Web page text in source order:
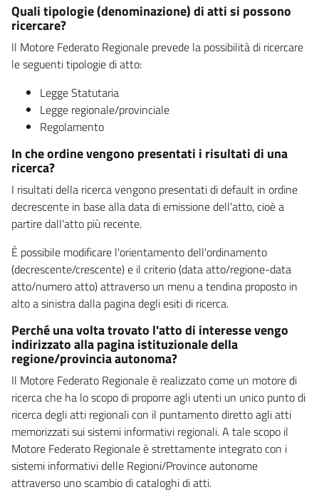
Quali tipologie (denominazione) di atti si possono
ricercare?
Il Motore Federato Regionale prevede la possibilità di ricercare
le seguenti tipologie di atto:
Legge Statutaria
Legge regionale/provinciale
Regolamento
In che ordine vengono presentati i risultati di una
ricerca?
I risultati della ricerca vengono presentati di default in ordine
decrescente in base alla data di emissione dell'atto, cioè a
partire dall'atto più recente.
È possibile modificare l'orientamento dell'ordinamento
(decrescente/crescente) e il criterio (data atto/regione-data
atto/numero atto) attraverso un menu a tendina proposto in
alto a sinistra dalla pagina degli esiti di ricerca.
Perché una volta trovato l'atto di interesse vengo
indirizzato alla pagina istituzionale della
regione/provincia autonoma?
Il Motore Federato Regionale è realizzato come un motore di
ricerca che ha lo scopo di proporre agli utenti un unico punto di
ricerca degli atti regionali con il puntamento diretto agli atti
memorizzati sui sistemi informativi regionali. A tale scopo il
Motore Federato Regionale è strettamente integrato con i
sistemi informativi delle Regioni/Province autonome
attraverso uno scambio di cataloghi di atti.